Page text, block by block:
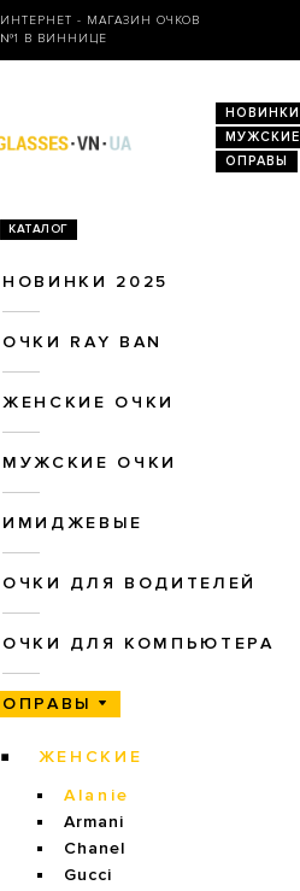
ИНТЕРНЕТ - МАГАЗИН ОЧКОВ
№1 В ВИННИЦЕ
НОВИНКИ
МУЖСКИЕ
ОПРАВЫ
КАТАЛОГ
НОВИНКИ 2025
ОЧКИ RAY BAN
ЖЕНСКИЕ ОЧКИ
МУЖСКИЕ ОЧКИ
ИМИДЖЕВЫЕ
ОЧКИ ДЛЯ ВОДИТЕЛЕЙ
ОЧКИ ДЛЯ КОМПЬЮТЕРА
ОПРАВЫ
ЖЕНСКИЕ
Alanie
Armani
Chanel
Gucci